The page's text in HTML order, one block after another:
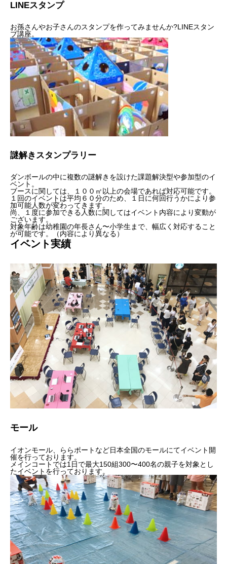
LINEスタンプ
お孫さんやお子さんのスタンプを作ってみませんか?LINEスタン
プ講座。
謎解きスタンプラリー
ダンボールの中に複数の謎解きを設けた課題解決型や参加型のイ
ベント。
ブースに関しては、１００㎡以上の会場であれば対応可能です。
１回のイベントは平均６０分のため、１日に何回行うかにより参
加可能人数が変わってきます。
尚、１度に参加できる人数に関してはイベント内容により変動が
ございます。
​対象年齢は幼稚園の年長さん〜小学生まで、幅広く対応すること
が可能です。（内容により異なる）
イベント実績
モール
イオンモール、ららポートなど日本全国のモールにてイベント開
催を行っております。
メインコートでは1日で最大150組300〜400名の親子を対象とし
たイベントを行っております。